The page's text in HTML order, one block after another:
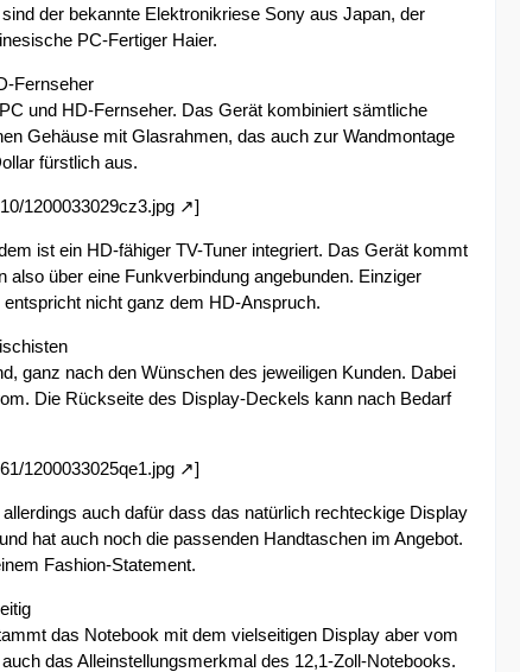
der bekannte Elektronikriese Sony aus Japan, der
PC-Fertiger Haier.
Fernseher
und HD-Fernseher. Das Gerät kombiniert sämtliche
Gehäuse mit Glasrahmen, das auch zur Wandmontage
fürstlich aus.
1200033029cz3.jpg ]
ist ein HD-fähiger TV-Tuner integriert. Das Gerät kommt
über eine Funkverbindung angebunden. Einziger
nicht ganz dem HD-Anspruch.
ganz nach den Wünschen des jeweiligen Kunden. Dabei
Die Rückseite des Display-Deckels kann nach Bedarf
1200033025qe1.jpg ]
auch dafür dass das natürlich rechteckige Display
hat auch noch die passenden Handtaschen im Angebot.
Fashion-Statement.
das Notebook mit dem vielseitigen Display aber vom
das Alleinstellungsmerkmal des 12,1-Zoll-Notebooks.